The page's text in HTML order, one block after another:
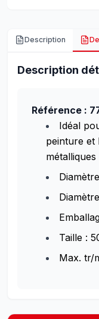
Description
Description
Référence :
Idéal
peinture et
métalliques
Taille :
Max. tr/